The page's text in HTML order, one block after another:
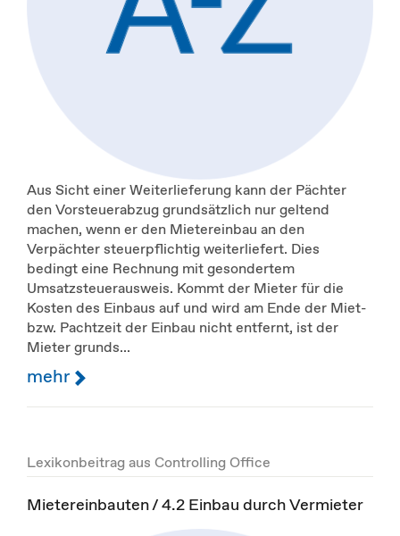
Aus Sicht einer Weiterlieferung kann der Pächter
den Vorsteuerabzug grundsätzlich nur geltend
machen, wenn er den Mietereinbau an den
Verpächter steuerpflichtig weiterliefert. Dies
bedingt eine Rechnung mit gesondertem
Umsatzsteuerausweis. Kommt der Mieter für die
Kosten des Einbaus auf und wird am Ende der Miet-
bzw. Pachtzeit der Einbau nicht entfernt, ist der
Mieter grunds...
mehr
Lexikonbeitrag aus Controlling Office
Mietereinbauten / 4.2 Einbau durch Vermieter